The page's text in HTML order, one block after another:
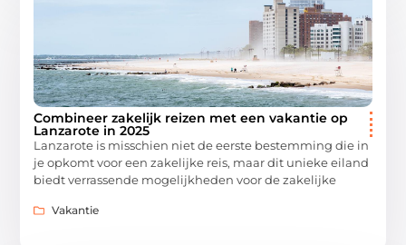
Combineer zakelijk reizen met een vakantie op
Lanzarote in 2025
Lanzarote is misschien niet de eerste bestemming die in
je opkomt voor een zakelijke reis, maar dit unieke eiland
biedt verrassende mogelijkheden voor de zakelijke
Vakantie